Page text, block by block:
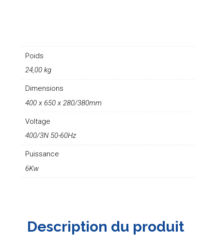
Poids
24,00 kg
Dimensions
400 x 650 x 280/380mm
Voltage
400/3N 50-60Hz
Puissance
6Kw
Description du produit